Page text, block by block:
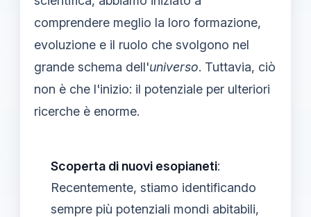
comprendere meglio la loro formazione,
evoluzione e il ruolo che svolgono nel
grande schema dell'universo. Tuttavia, ciò
non è che l'inizio: il potenziale per ulteriori
ricerche è enorme.
Scoperta di nuovi esopianeti:
Recentemente, stiamo identificando
sempre più potenziali mondi abitabili,